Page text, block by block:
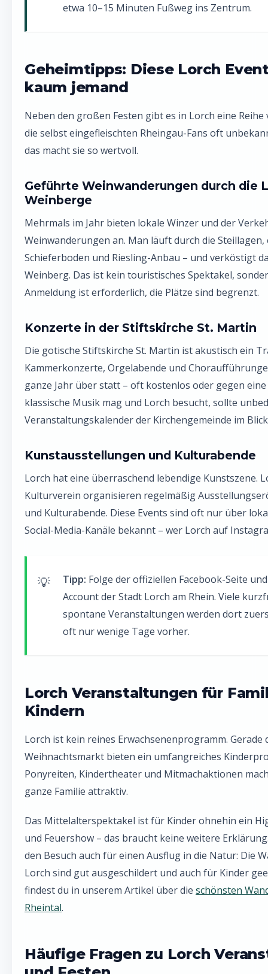
etwa 10–15 Minuten Fußweg ins Zentrum.
Geheimtipps: Diese Lorch
kaum jemand
Neben den großen Festen gibt es in Lorch eine
die selbst eingefleischten Rheingau-Fans oft
das macht sie so wertvoll.
Geführte Weinwanderungen durch die
Weinberge
Mehrmals im Jahr bieten lokale Winzer und der
Weinwanderungen an. Man läuft durch die
Schieferboden und Riesling-Anbau – und verköstigt
Weinberg. Das ist kein touristisches Spektakel,
Anmeldung ist erforderlich, die Plätze sind begrenzt.
Konzerte in der Stiftskirche St. Martin
Die gotische Stiftskirche St. Martin ist akustisch ein
Kammerkonzerte, Orgelabende und
ganze Jahr über statt – oft kostenlos oder gegen eine
klassische Musik mag und Lorch besucht, sollte
Veranstaltungskalender der Kirchengemeinde im
Kunstausstellungen und Kulturabende
Lorch hat eine überraschend lebendige Kunstszene.
Kulturverein organisieren regelmäßig
und Kulturabende. Diese Events sind oft nur über
Social-Media-Kanäle bekannt – wer Lorch auf
Tipp: Folge der offiziellen Facebook-Seite
Account der Stadt Lorch am Rhein. Viele
spontane Veranstaltungen werden dort
oft nur wenige Tage vorher.
Lorch Veranstaltungen für
Kindern
Lorch ist kein reines Erwachsenenprogramm. Gerade
Weihnachtsmarkt bieten ein umfangreiches
Ponyreiten, Kindertheater und Mitmachaktionen
ganze Familie attraktiv.
Das Mittelalterspektakel ist für Kinder ohnehin ein
und Feuershow – das braucht keine weitere
den Besuch auch für einen Ausflug in die Natur: Die
Lorch sind gut ausgeschildert und auch für Kinder
findest du in unserem Artikel über die schönsten
Rheintal.
Häufige Fragen zu Lorch